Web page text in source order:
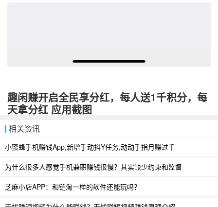
趣闲赚开启全民享分红，每人送1千积分，每
天拿分红 应用截图
相关资讯
小蜜蜂手机赚钱App,新增手动抖Y任务,动动手指月赚过千
为什么很多人感觉手机兼职赚钱很慢？其实缺少约束和监督
芝麻小店APP：和链淘一样的软件还能玩吗？